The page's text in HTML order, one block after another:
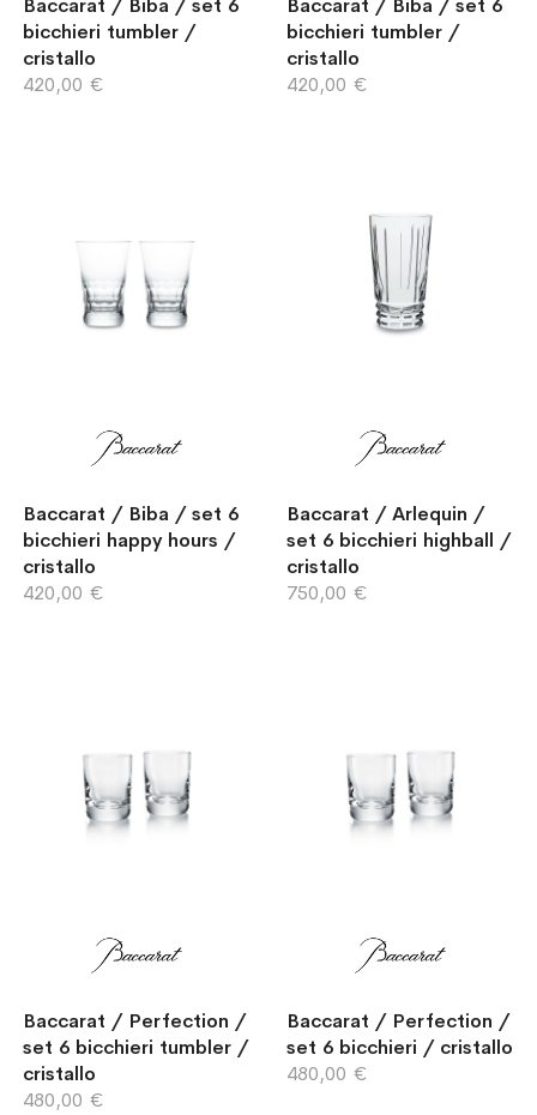
Baccarat / Biba / set 6
bicchieri tumbler /
cristallo
420,00 €
Baccarat / Biba / set 6
bicchieri tumbler /
cristallo
420,00 €
Baccarat / Biba / set 6
bicchieri happy hours /
cristallo
420,00 €
Baccarat / Arlequin /
set 6 bicchieri highball /
cristallo
750,00 €
Baccarat / Perfection /
set 6 bicchieri tumbler /
cristallo
480,00 €
Baccarat / Perfection /
set 6 bicchieri / cristallo
480,00 €